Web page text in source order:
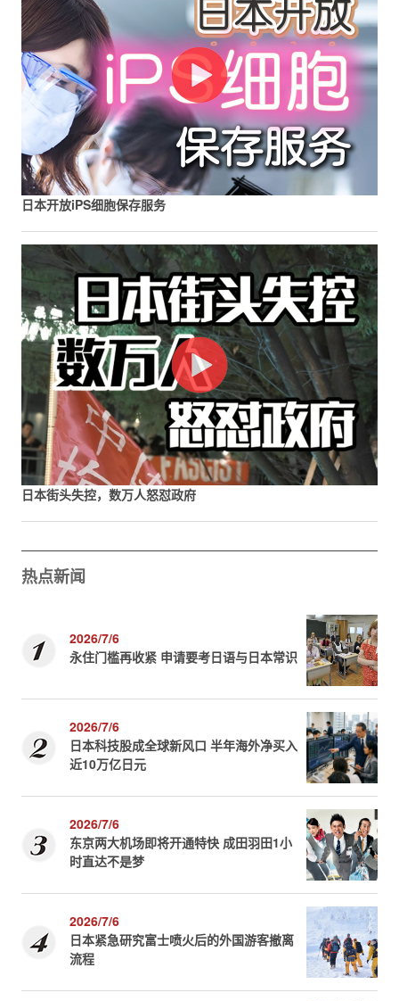
日本开放iPS细胞保存服务
日本街头失控，数万人怒怼政府
热点新闻
2026/7/6
永住门槛再收紧 申请要考日语与日本常识
2026/7/6
日本科技股成全球新风口 半年海外净买入
近10万亿日元
2026/7/6
东京两大机场即将开通特快 成田羽田1小
时直达不是梦
2026/7/6
日本紧急研究富士喷火后的外国游客撤离
流程